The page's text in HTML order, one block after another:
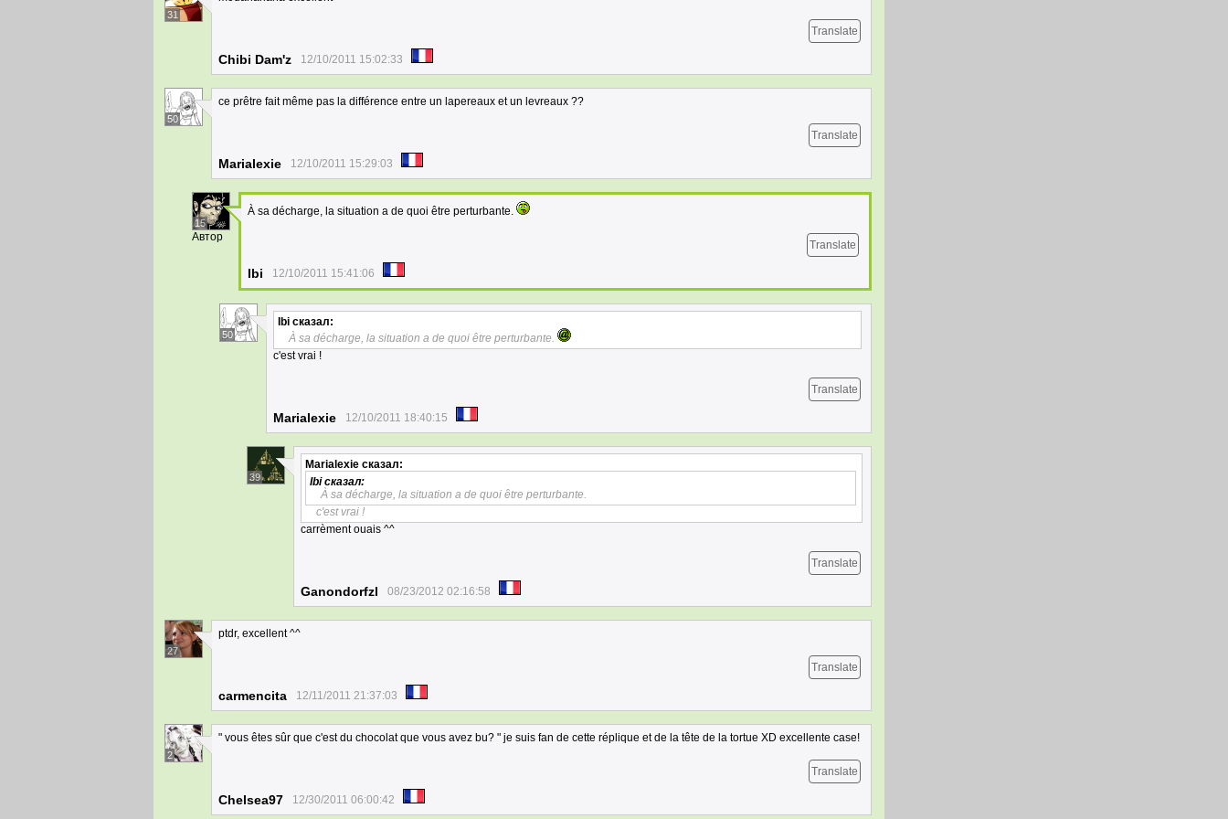
31
Translate
Chibi Dam'z 12/10/2011 15:02:33
50
ce prêtre fait même pas la différence entre un lapereaux et un levreaux ??
Translate
Marialexie 12/10/2011 15:29:03
15
Автор
À sa décharge, la situation a de quoi être perturbante.
Translate
Ibi 12/10/2011 15:41:06
50
Ibi сказал:
À sa décharge, la situation a de quoi être perturbante.
c'est vrai !
Translate
Marialexie 12/10/2011 18:40:15
39
Marialexie сказал:
Ibiсказал:
À sa décharge, la situation a de quoi être perturbante.
c'est vrai !
carrèment ouais ^^
Translate
Ganondorfzl 08/23/2012 02:16:58
27
ptdr, excellent ^^
Translate
carmencita 12/11/2011 21:37:03
2
" vous êtes sûr que c'est du chocolat que vous avez bu? " je suis fan de cette réplique et de la tête de la tortue XD excellente case!
Translate
Chelsea97 12/30/2011 06:00:42